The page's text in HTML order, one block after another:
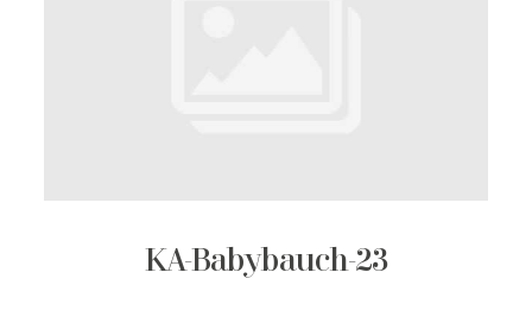
KA-Babybauch-23